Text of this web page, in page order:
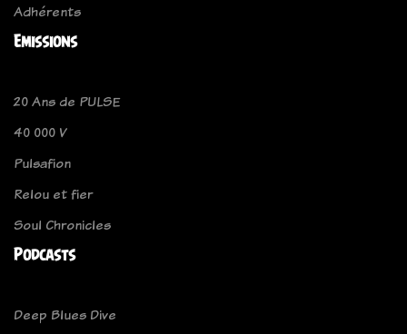
Adhérents
Emissions
20 Ans de PULSE
40 000 V
Pulsafion
Relou et fier
Soul Chronicles
Podcasts
Deep Blues Dive